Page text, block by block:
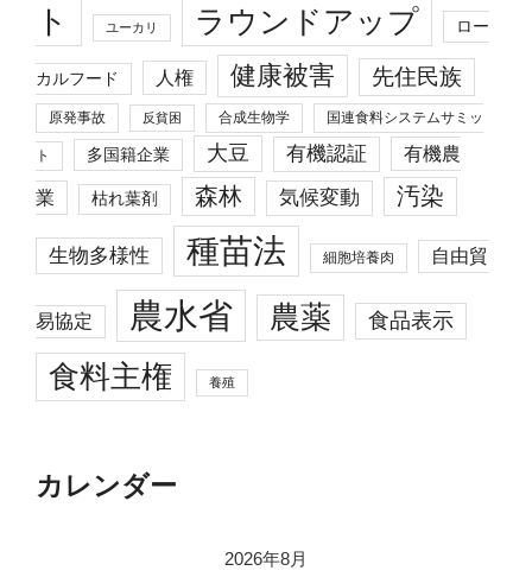
ト
ユーカリ ラウンドアップ ロー
カルフード 人権 健康被害 先住民族
原発事故 反貧困 合成生物学 国連食料システムサミッ
ト 多国籍企業 大豆 有機認証 有機農
業 枯れ葉剤 森林 気候変動 汚染
生物多様性 種苗法 細胞培養肉 自由貿
易協定 農水省 農薬 食品表示
食料主権 養殖
カレンダー
2026年8月